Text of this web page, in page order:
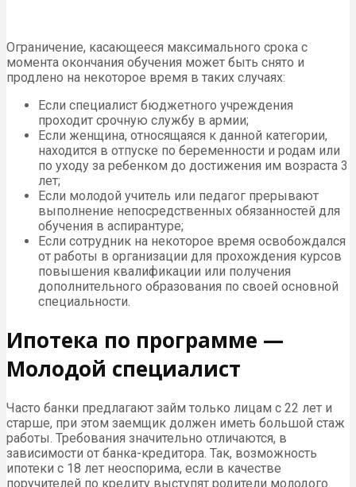
Ограничение, касающееся максимального срока с
момента окончания обучения может быть снято и
продлено на некоторое время в таких случаях:
Если специалист бюджетного учреждения
проходит срочную службу в армии;
Если женщина, относящаяся к данной категории,
находится в отпуске по беременности и родам или
по уходу за ребенком до достижения им возраста 3
лет;
Если молодой учитель или педагог прерывают
выполнение непосредственных обязанностей для
обучения в аспирантуре;
Если сотрудник на некоторое время освобождался
от работы в организации для прохождения курсов
повышения квалификации или получения
дополнительного образования по своей основной
специальности.
Ипотека по программе —
Молодой специалист
Часто банки предлагают займ только лицам с 22 лет и
старше, при этом заемщик должен иметь большой стаж
работы. Требования значительно отличаются, в
зависимости от банка-кредитора. Так, возможность
ипотеки с 18 лет неоспорима, если в качестве
поручителей по кредиту выступят родители молодого